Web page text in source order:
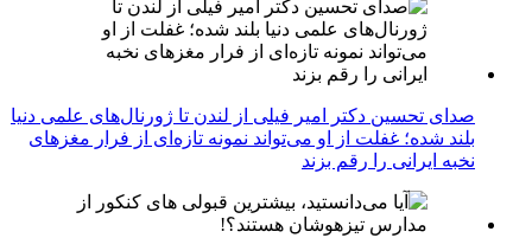
صدای تحسین دکتر امیر فیلی از لندن تا ژورنال‌های علمی دنیا
بلند شده؛ غفلت از او می‌تواند نمونه تازه‌ای از فرار مغزهای
نخبه ایرانی را رقم بزند